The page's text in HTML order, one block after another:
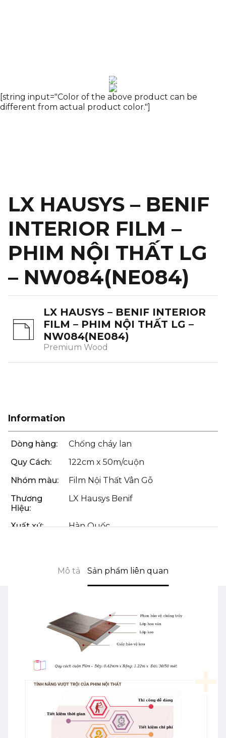
THẤT LG – NW084(NE084)
[string input="Color of the above product can be
different from actual product color."]
LX HAUSYS – BENIF
INTERIOR FILM –
PHIM NỘI THẤT LG
– NW084(NE084)
LX HAUSYS – BENIF INTERIOR
FILM – PHIM NỘI THẤT LG –
NW084(NE084)
Premium Wood
Information
Dòng hàng:
Chống cháy lan
Quy Cách:
122cm x 50m/cuộn
Nhóm màu:
Film Nội Thất Vân Gỗ
Thương
Hiệu:
LX Hausys Benif
Xuất xứ: Hàn Quốc
Mô tả Sản phẩm liên quan